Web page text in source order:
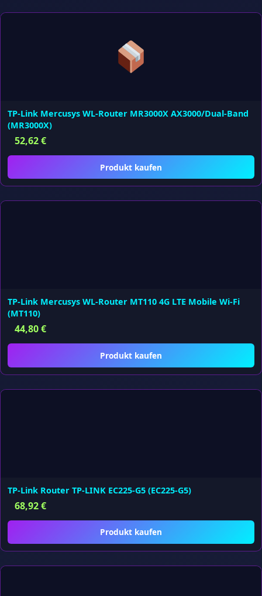
TP-Link Mercusys WL-Router MR3000X AX3000/Dual-Band
(MR3000X)
52,62€
Produkt kaufen
TP-Link Mercusys WL-Router MT110 4G LTE Mobile Wi-Fi
(MT110)
44,80€
Produkt kaufen
TP-Link Router TP-LINK EC225-G5 (EC225-G5)
68,92€
Produkt kaufen